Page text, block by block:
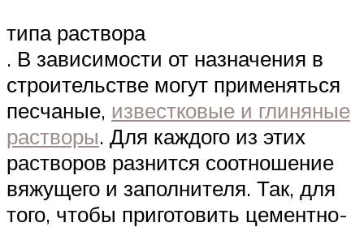
типа раствора
. В зависимости от назначения в
строительстве могут применяться
песчаные, известковые и глиняные
растворы. Для каждого из этих
растворов разнится соотношение
вяжущего и заполнителя. Так, для
того, чтобы приготовить цементно-